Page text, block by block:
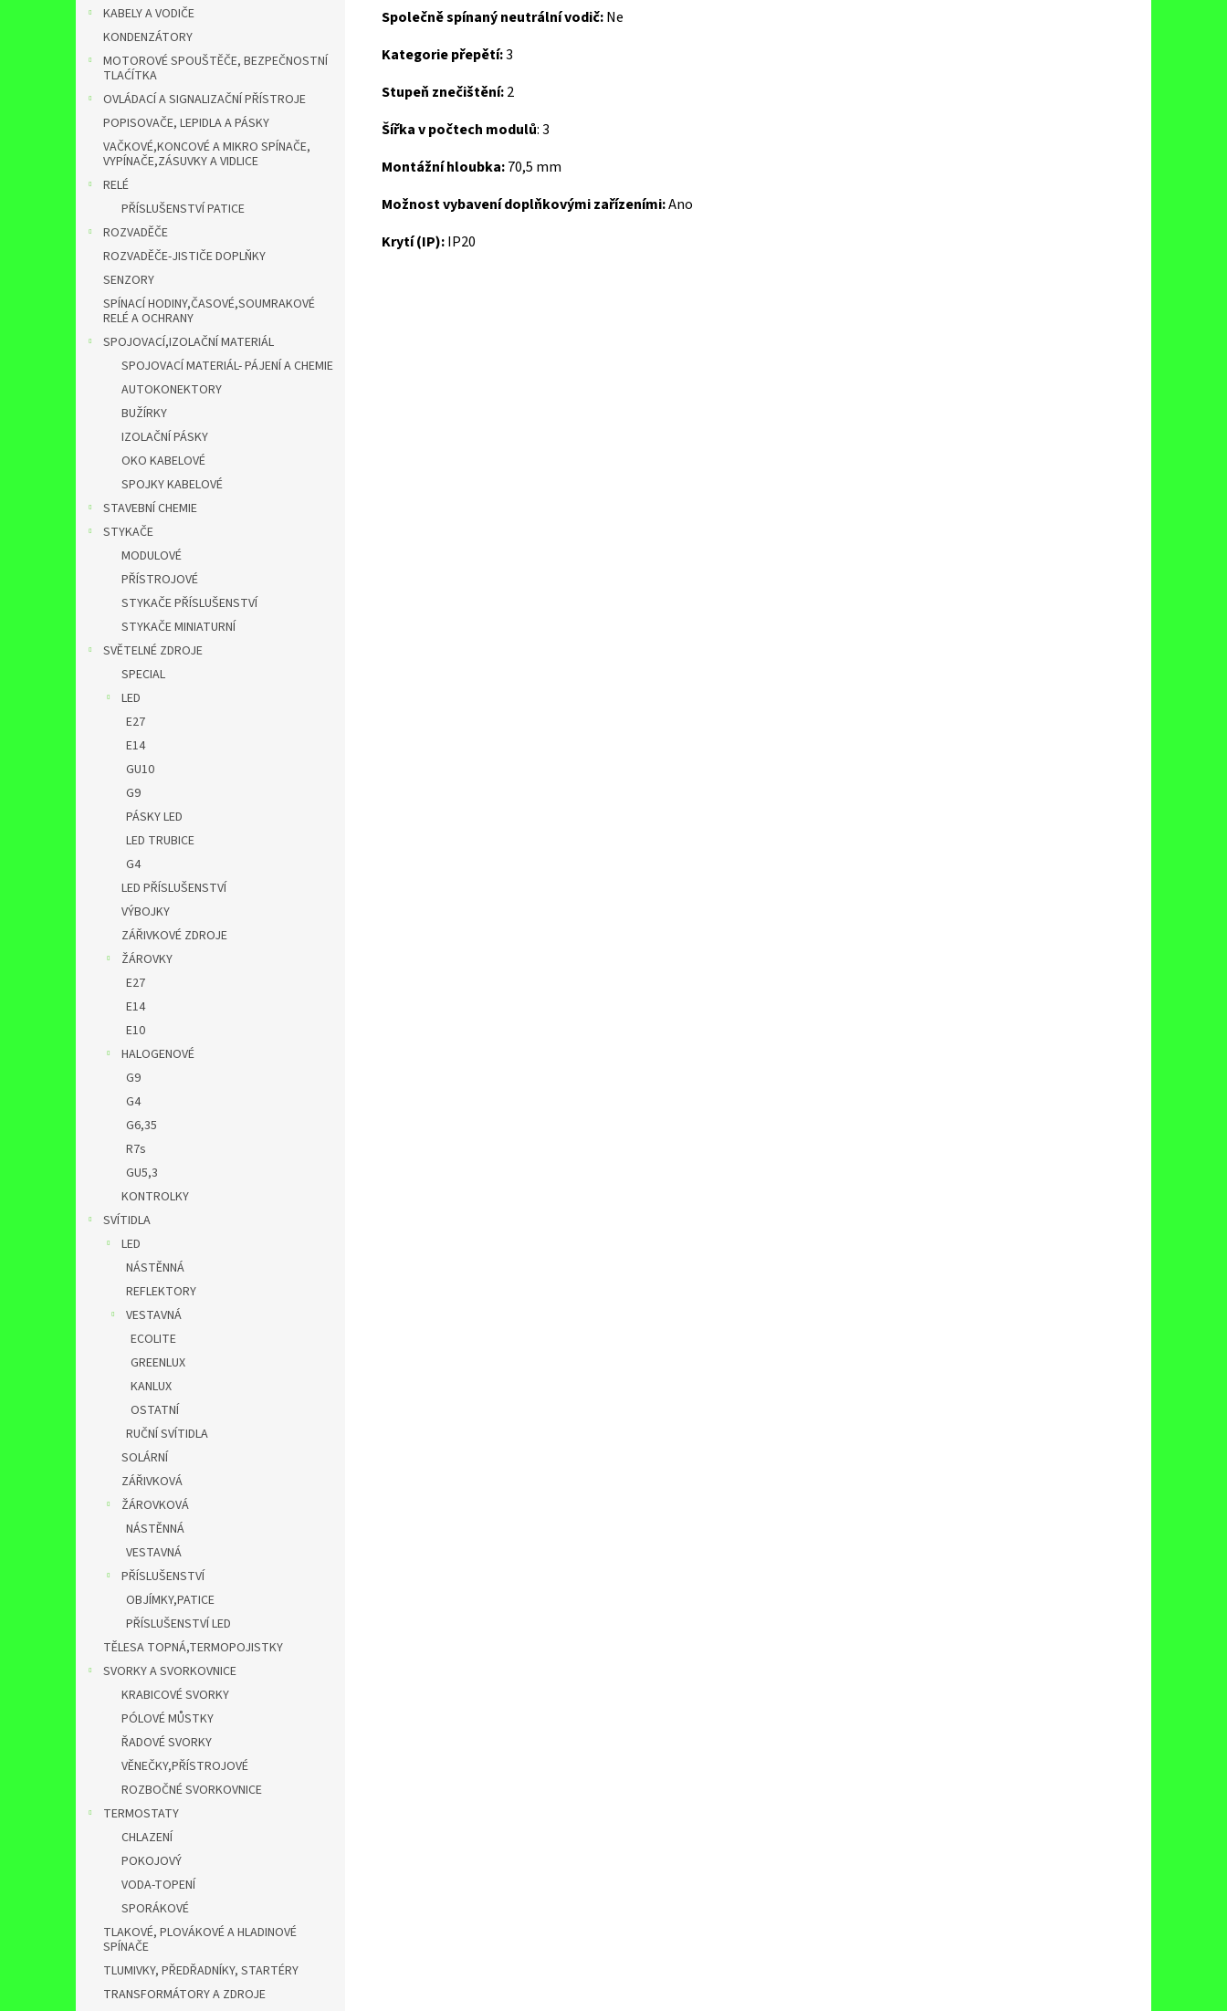
KABELY A VODIČE
KONDENZÁTORY
MOTOROVÉ SPOUŠTĚČE, BEZPEČNOSTNÍ
TLAĆÍTKA
OVLÁDACÍ A SIGNALIZAČNÍ PŘÍSTROJE
POPISOVAČE, LEPIDLA A PÁSKY
VAČKOVÉ,KONCOVÉ A MIKRO SPÍNAČE,
VYPÍNAČE,ZÁSUVKY A VIDLICE
RELÉ
PŘÍSLUŠENSTVÍ PATICE
ROZVADĚČE
ROZVADĚČE-JISTIČE DOPLŇKY
SENZORY
SPÍNACÍ HODINY,ČASOVÉ,SOUMRAKOVÉ
RELÉ A OCHRANY
SPOJOVACÍ,IZOLAČNÍ MATERIÁL
SPOJOVACÍ MATERIÁL- PÁJENÍ A CHEMIE
AUTOKONEKTORY
BUŽÍRKY
IZOLAČNÍ PÁSKY
OKO KABELOVÉ
SPOJKY KABELOVÉ
STAVEBNÍ CHEMIE
STYKAČE
MODULOVÉ
PŘÍSTROJOVÉ
STYKAČE PŘÍSLUŠENSTVÍ
STYKAČE MINIATURNÍ
SVĚTELNÉ ZDROJE
SPECIAL
LED
E27
E14
GU10
G9
PÁSKY LED
LED TRUBICE
G4
LED PŘÍSLUŠENSTVÍ
VÝBOJKY
ZÁŘIVKOVÉ ZDROJE
ŽÁROVKY
E27
E14
E10
HALOGENOVÉ
G9
G4
G6,35
R7s
GU5,3
KONTROLKY
SVÍTIDLA
LED
NÁSTĚNNÁ
REFLEKTORY
VESTAVNÁ
ECOLITE
GREENLUX
KANLUX
OSTATNÍ
RUČNÍ SVÍTIDLA
SOLÁRNÍ
ZÁŘIVKOVÁ
ŽÁROVKOVÁ
NÁSTĚNNÁ
VESTAVNÁ
PŘÍSLUŠENSTVÍ
OBJÍMKY,PATICE
PŘÍSLUŠENSTVÍ LED
TĚLESA TOPNÁ,TERMOPOJISTKY
SVORKY A SVORKOVNICE
KRABICOVÉ SVORKY
PÓLOVÉ MŮSTKY
ŘADOVÉ SVORKY
VĚNEČKY,PŘÍSTROJOVÉ
ROZBOČNÉ SVORKOVNICE
TERMOSTATY
CHLAZENÍ
POKOJOVÝ
VODA-TOPENÍ
SPORÁKOVÉ
TLAKOVÉ, PLOVÁKOVÉ A HLADINOVÉ
SPÍNAČE
TLUMIVKY, PŘEDŘADNÍKY, STARTÉRY
TRANSFORMÁTORY A ZDROJE
Společně spínaný neutrální vodič:Ne
Kategorie přepětí:3
Stupeň znečištění:2
Šířka v počtech modulů:3
Montážní hloubka:70,5 mm
Možnost vybavení doplňkovými zařízeními:Ano
Krytí (IP):IP20